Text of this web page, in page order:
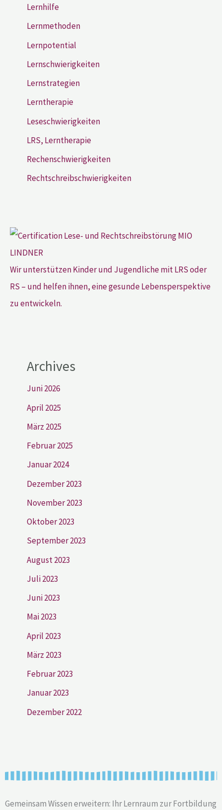
Lernhilfe
Lernmethoden
Lernpotential
Lernschwierigkeiten
Lernstrategien
Lerntherapie
Leseschwierigkeiten
LRS, Lerntherapie
Rechenschwierigkeiten
Rechtschreibschwierigkeiten
Wir unterstützen Kinder und Jugendliche mit LRS oder
RS – und helfen ihnen, eine gesunde Lebensperspektive
zu entwickeln.
Archives
Juni 2026
April 2025
März 2025
Februar 2025
Januar 2024
Dezember 2023
November 2023
Oktober 2023
September 2023
August 2023
Juli 2023
Juni 2023
Mai 2023
April 2023
März 2023
Februar 2023
Januar 2023
Dezember 2022
Gemeinsam Wissen erweitern: Ihr Lernraum zur Fortbildung